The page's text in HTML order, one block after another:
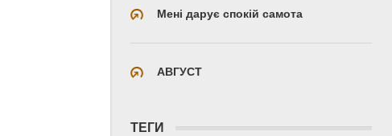
Мені дарує спокій самота
АВГУСТ
ТЕГИ